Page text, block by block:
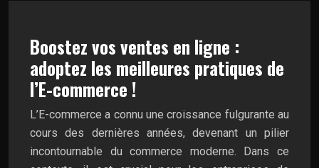
Boostez vos ventes en ligne :
adoptez les meilleures pratiques de
l’E-commerce !
L’E-commerce a connu une croissance fulgurante au
cours des dernières années, devenant un pilier
incontournable du commerce moderne. Dans ce